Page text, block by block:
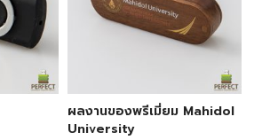
ผลงานของพรีเมี่ยม Mahidol
University